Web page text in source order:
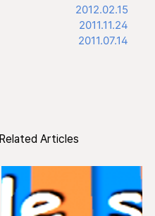
2012.02.15
2011.11.24
2011.07.14
Related Articles